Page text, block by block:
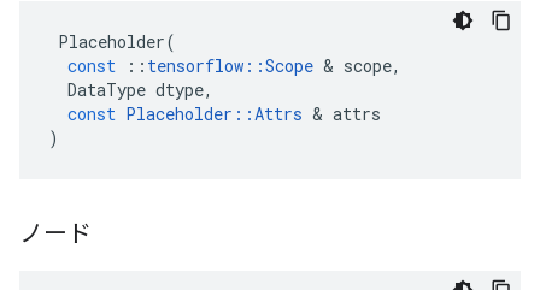
Placeholder(
const
:: tensorflow ::Scope & scope,
DataType dtype,
const Placeholder ::Attrs & attrs
)
ノード